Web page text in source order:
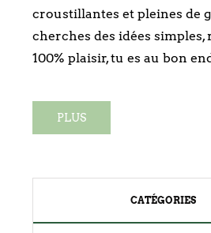
croustillantes et pleines de
cherches des idées simples,
100% plaisir, tu es au bon
PLUS
CATÉGORIES